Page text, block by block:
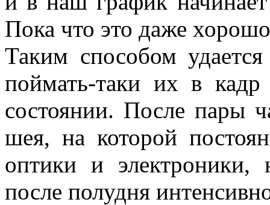
Пока что это даже
Таким способом
поймать-таки их в
состоянии. После пары
шея, на которой
оптики и электроники,
после полудня